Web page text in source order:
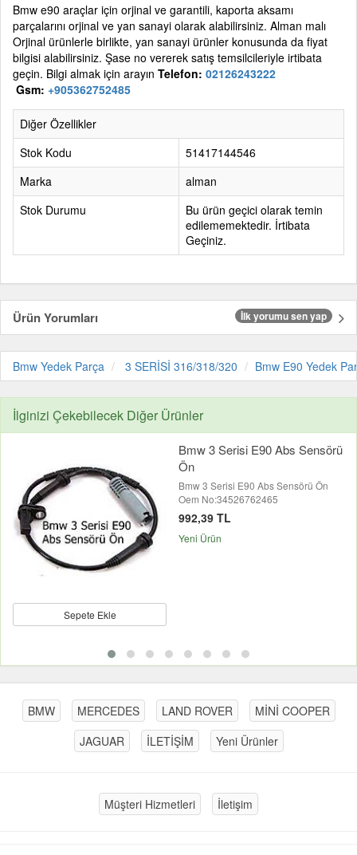
Bmw e90 araçlar için orjinal ve garantili, kaporta aksamı
parçalarını orjinal ve yan sanayi olarak alabilirsiniz. Alman malı
Orjinal ürünlerle birlikte, yan sanayi ürünler konusunda da fiyat
bilgisi alabilirsiniz. Şase no vererek satış temsilcileriyle irtibata
geçin. Bilgi almak için arayın Telefon: 02126243222
Gsm: +905362752485
Diğer Özellikler
Stok Kodu
51417144546
Marka
alman
Stok Durumu
Bu ürün geçici olarak temin
edilememektedir. İrtibata
Geçiniz.
Ürün Yorumları İlk yorumu sen yap
Bmw Yedek Parça 3 SERİSİ 316/318/320 Bmw E90 Yedek
İlginizi Çekebilecek Diğer Ürünler
Sepete Ekle
Bmw 3 Serisi E90 Abs Sensörü
Ön
Bmw 3 Serisi E90 Abs Sensörü Ön
Oem No:34526762465
992,39 TL
Yeni Ürün
BMW MERCEDES LAND ROVER
MİNİ COOPER
JAGUAR
İLETİŞİM Yeni Ürünler
Müşteri Hizmetleri İletişim